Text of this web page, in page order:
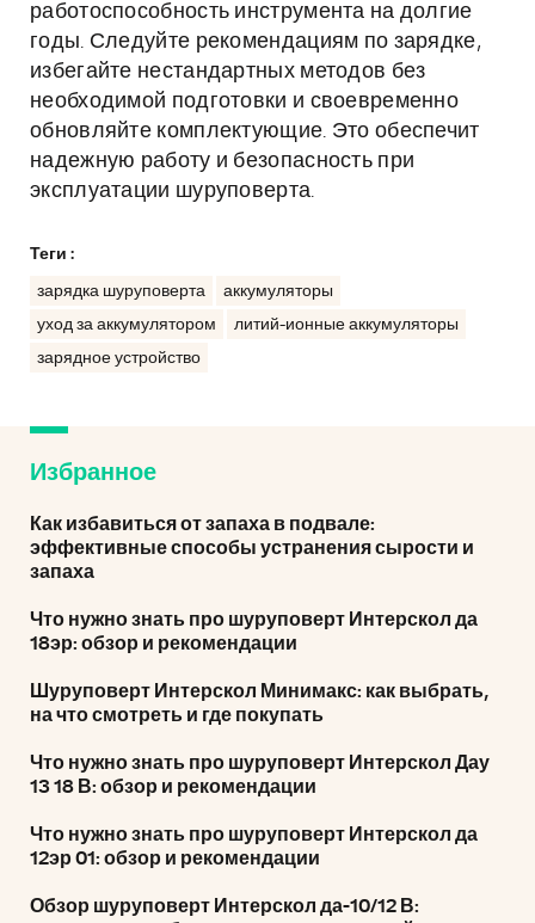
работоспособность инструмента на долгие
годы. Следуйте рекомендациям по зарядке,
избегайте нестандартных методов без
необходимой подготовки и своевременно
обновляйте комплектующие. Это обеспечит
надежную работу и безопасность при
эксплуатации шуруповерта.
Теги :
зарядка шуруповерта
аккумуляторы
уход за аккумулятором
литий-ионные аккумуляторы
зарядное устройство
Избранное
Как избавиться от запаха в подвале:
эффективные способы устранения сырости и
запаха
Что нужно знать про шуруповерт Интерскол да
18эр: обзор и рекомендации
Шуруповерт Интерскол Минимакс: как выбрать,
на что смотреть и где покупать
Что нужно знать про шуруповерт Интерскол Дау
13 18 В: обзор и рекомендации
Что нужно знать про шуруповерт Интерскол да
12эр 01: обзор и рекомендации
Обзор шуруповерт Интерскол да-10/12 В: